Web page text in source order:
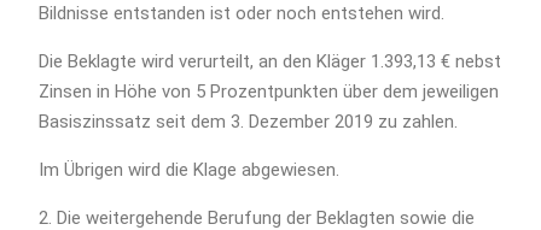
Bildnisse entstanden ist oder noch entstehen wird.
Die Beklagte wird verurteilt, an den Kläger 1.393,13 € nebst
Zinsen in Höhe von 5 Prozentpunkten über dem jeweiligen
Basiszinssatz seit dem 3. Dezember 2019 zu zahlen.
Im Übrigen wird die Klage abgewiesen.
2. Die weitergehende Berufung der Beklagten sowie die